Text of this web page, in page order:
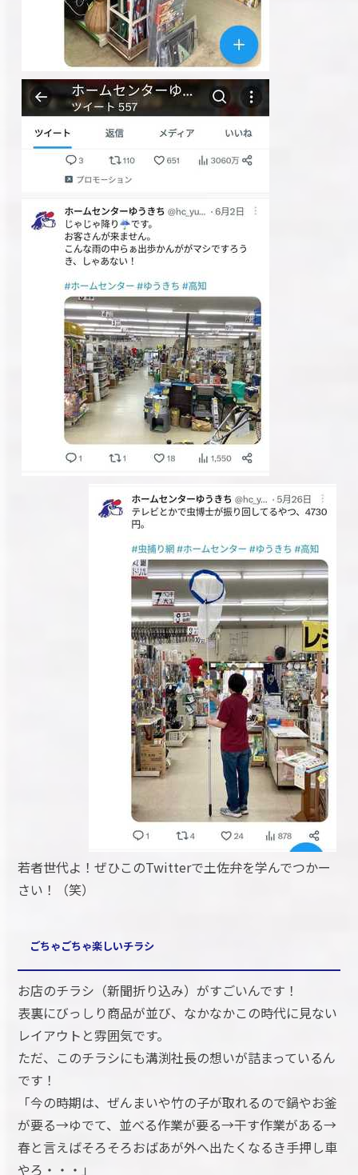
若者世代よ！ぜひこのTwitterで土佐弁を学んでつかー
さい！（笑）
ごちゃごちゃ楽しいチラシ
お店のチラシ（新聞折り込み）がすごいんです！
表裏にびっしり商品が並び、なかなかこの時代に見ない
レイアウトと雰囲気です。
ただ、このチラシにも溝渕社長の想いが詰まっているん
です！
「今の時期は、ぜんまいや竹の子が取れるので鍋やお釜
が要る→ゆでて、並べる作業が要る→干す作業がある→
春と言えばそろそろおばあが外へ出たくなるき手押し車
やろ・・・」